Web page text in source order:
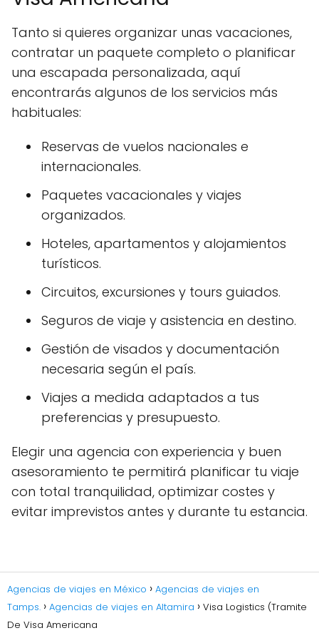
Tanto si quieres organizar unas vacaciones,
contratar un paquete completo o planificar
una escapada personalizada, aquí
encontrarás algunos de los servicios más
habituales:
Reservas de vuelos nacionales e
internacionales.
Paquetes vacacionales y viajes
organizados.
Hoteles, apartamentos y alojamientos
turísticos.
Circuitos, excursiones y tours guiados.
Seguros de viaje y asistencia en destino.
Gestión de visados y documentación
necesaria según el país.
Viajes a medida adaptados a tus
preferencias y presupuesto.
Elegir una agencia con experiencia y buen
asesoramiento te permitirá planificar tu viaje
con total tranquilidad, optimizar costes y
evitar imprevistos antes y durante tu estancia.
Agencias de viajes en México
Agencias de viajes en
Tamps.
Agencias de viajes en Altamira
Visa Logistics (Tramite
De Visa Americana